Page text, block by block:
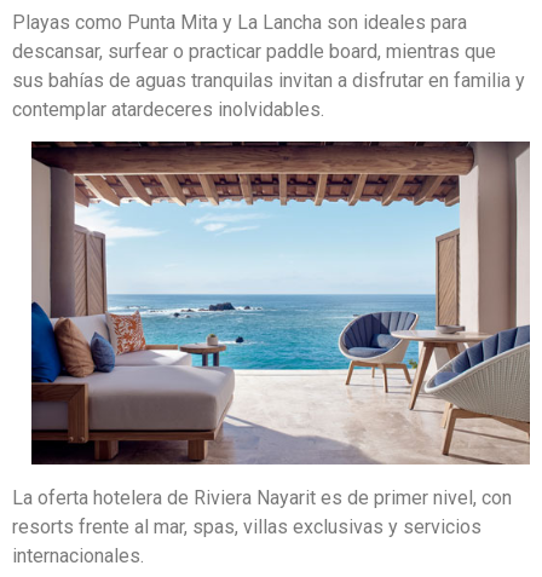
Playas como Punta Mita y La Lancha son ideales para
descansar, surfear o practicar paddle board, mientras que
sus bahías de aguas tranquilas invitan a disfrutar en familia y
contemplar atardeceres inolvidables.
La oferta hotelera de Riviera Nayarit es de primer nivel, con
resorts frente al mar, spas, villas exclusivas y servicios
internacionales.